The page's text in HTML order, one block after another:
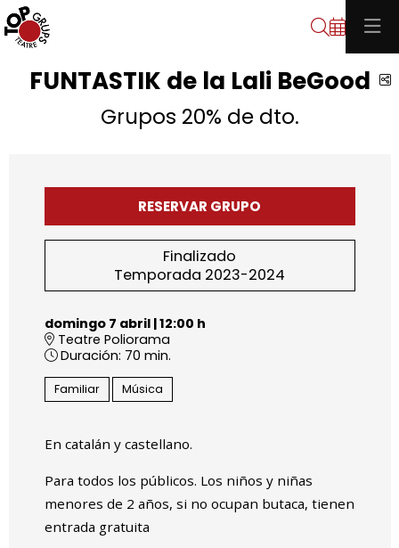
Buscar
FUNTASTIK de la Lali BeGood
Grupos 20% de dto.
RESERVAR GRUPO
Finalizado
Temporada 2023-2024
domingo 7 abril|12:00 h
Teatre Poliorama
Duración: 70 min.
Familiar Música
En catalán y castellano.
Para todos los públicos. Los niños y niñas
menores de 2 años, si no ocupan butaca, tienen
entrada gratuita